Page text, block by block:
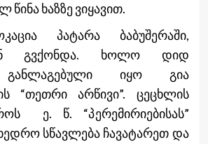
წინა ხაზზე ვიყავით.
პატარა ბაბუშერაში,
გვქონდა. ხოლო დიდ
განლაგებული იყო გია
“თეთრი არწივი”. ცეცხლის
ე. წ. “პერემირიებისას”
სწავლება ჩავატარეთ და